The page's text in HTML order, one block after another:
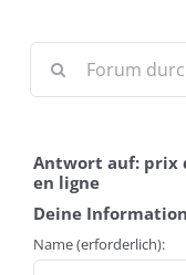
Antwort auf: prix
en ligne
Deine
Name (erforderlich):